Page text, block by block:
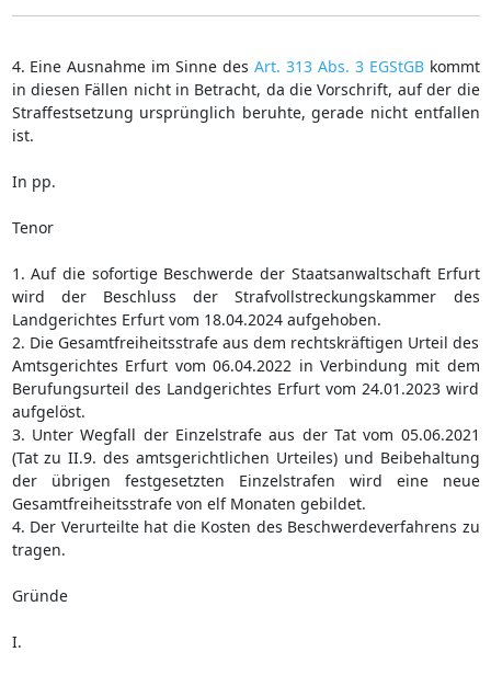
4. Eine Ausnahme im Sinne des Art. 313 Abs. 3 EGStGBkommt
in diesen Fällen nicht in Betracht, da die Vorschrift, auf der die
Straffestsetzung ursprünglich beruhte, gerade nicht entfallen
ist.
In pp.
Tenor
1. Auf die sofortige Beschwerde der Staatsanwaltschaft Erfurt
wird der Beschluss der Strafvollstreckungskammer des
Landgerichtes Erfurt vom 18.04.2024 aufgehoben.
2. Die Gesamtfreiheitsstrafe aus dem rechtskräftigen Urteil des
Amtsgerichtes Erfurt vom 06.04.2022 in Verbindung mit dem
Berufungsurteil des Landgerichtes Erfurt vom 24.01.2023 wird
aufgelöst.
3. Unter Wegfall der Einzelstrafe aus der Tat vom 05.06.2021
(Tat zu II.9. des amtsgerichtlichen Urteiles) und Beibehaltung
der übrigen festgesetzten Einzelstrafen wird eine neue
Gesamtfreiheitsstrafe von elf Monaten gebildet.
4. Der Verurteilte hat die Kosten des Beschwerdeverfahrens zu
tragen.
Gründe
I.